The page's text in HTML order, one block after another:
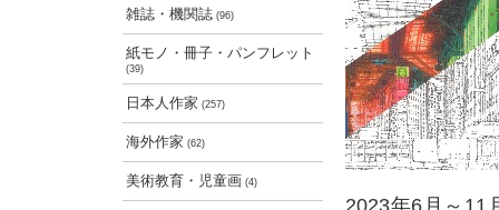
雑誌・機関誌 (96)
紙モノ・冊子・パンフレット
(39)
日本人作家 (257)
海外作家 (62)
美術教育・児童画 (4)
2023年6月～11